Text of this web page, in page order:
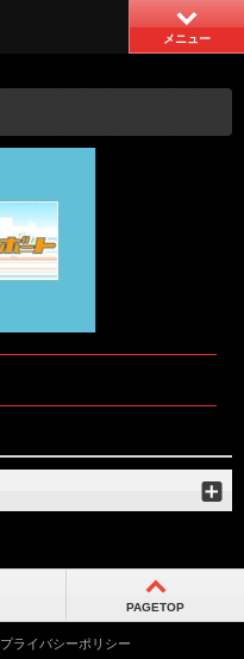
メニュー
PAGETOP
プライバシーポリシー